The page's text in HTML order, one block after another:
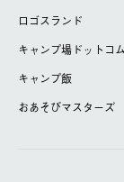
ロゴスランド
キャンプ場ドットコム
キャンプ飯
おあそびマスターズ